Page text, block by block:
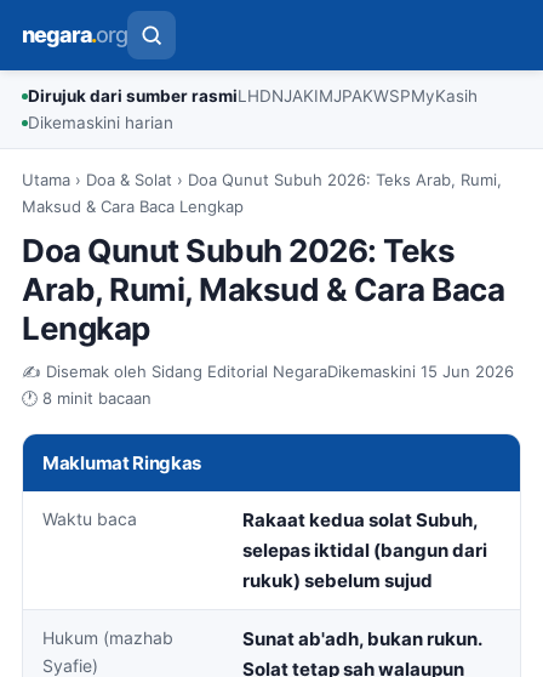
negara.org
Dirujuk dari sumber rasmiLHDNJAKIMJPAKWSPMyKasih
Dikemaskini harian
Utama › Doa & Solat › Doa Qunut Subuh 2026: Teks Arab, Rumi,
Maksud & Cara Baca Lengkap
Doa Qunut Subuh 2026: Teks
Arab, Rumi, Maksud & Cara Baca
Lengkap
✍️ Disemak oleh Sidang Editorial NegaraDikemaskini 15 Jun 2026
🕐 8 minit bacaan
Maklumat Ringkas
Waktu baca
Rakaat kedua solat Subuh,
selepas iktidal (bangun dari
rukuk) sebelum sujud
Hukum (mazhab
Syafie)
Sunat ab'adh, bukan rukun.
Solat tetap sah walaupun